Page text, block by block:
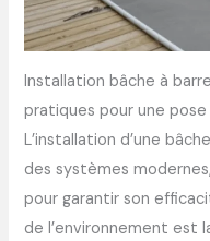
Installation bâche à
pratiques pour une pose
L’installation d’une
des systèmes
pour garantir son
de l’environnement est